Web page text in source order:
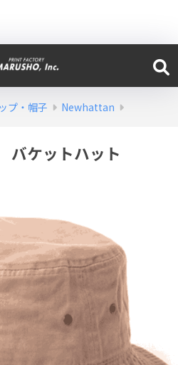
プ・帽子 Newhattan
ケットハット